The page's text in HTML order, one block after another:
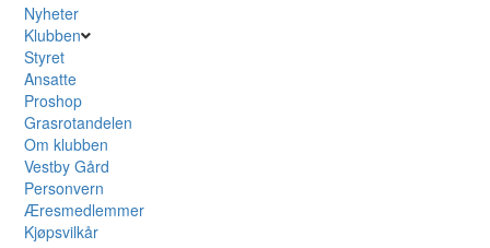
Nyheter
Klubben
Styret
Ansatte
Proshop
Grasrotandelen
Om klubben
Vestby Gård
Personvern
Æresmedlemmer
Kjøpsvilkår